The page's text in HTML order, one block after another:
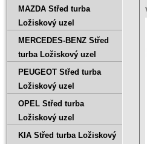
MAZDA Střed turba
Ložiskový uzel
MERCEDES-BENZ Střed
turba Ložiskový uzel
PEUGEOT Střed turba
Ložiskový uzel
OPEL Střed turba
Ložiskový uzel
KIA Střed turba Ložiskový